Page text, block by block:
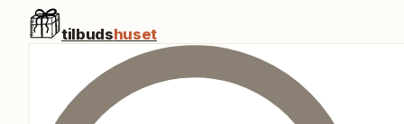
tilbudshuset